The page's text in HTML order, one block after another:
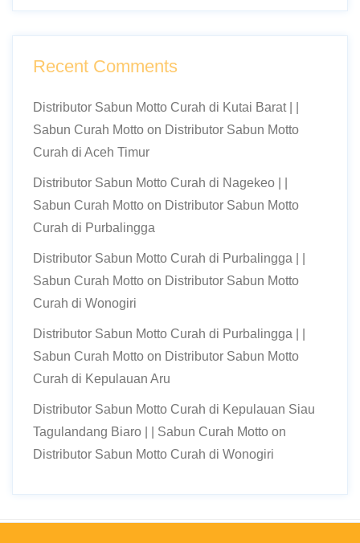
Recent Comments
Distributor Sabun Motto Curah di Kutai Barat | |
Sabun Curah Motto on Distributor Sabun Motto
Curah di Aceh Timur
Distributor Sabun Motto Curah di Nagekeo | |
Sabun Curah Motto on Distributor Sabun Motto
Curah di Purbalingga
Distributor Sabun Motto Curah di Purbalingga | |
Sabun Curah Motto on Distributor Sabun Motto
Curah di Wonogiri
Distributor Sabun Motto Curah di Purbalingga | |
Sabun Curah Motto on Distributor Sabun Motto
Curah di Kepulauan Aru
Distributor Sabun Motto Curah di Kepulauan Siau
Tagulandang Biaro | | Sabun Curah Motto on
Distributor Sabun Motto Curah di Wonogiri